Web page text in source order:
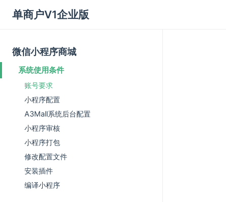
单商户V1企业版
微信小程序商城
系统使用条件
账号要求
小程序配置
A3Mall系统后台配置
小程序审核
小程序打包
修改配置文件
安装插件
编译小程序